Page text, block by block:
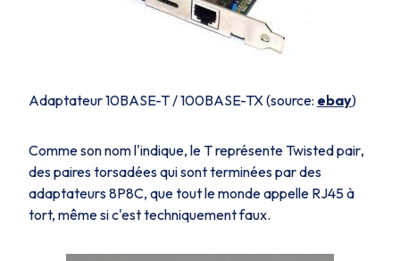
Adaptateur 10BASE-T / 100BASE-TX (source: ebay)
Comme son nom l'indique, le Treprésente Twisted pair,
des paires torsadées qui sont terminées par des
adaptateurs8P8C, que tout le monde appelle RJ45à
tort, même si c'est techniquement faux.